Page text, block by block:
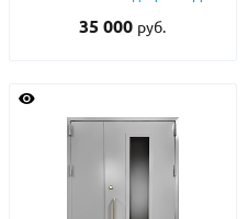
внутри
35 000 руб.